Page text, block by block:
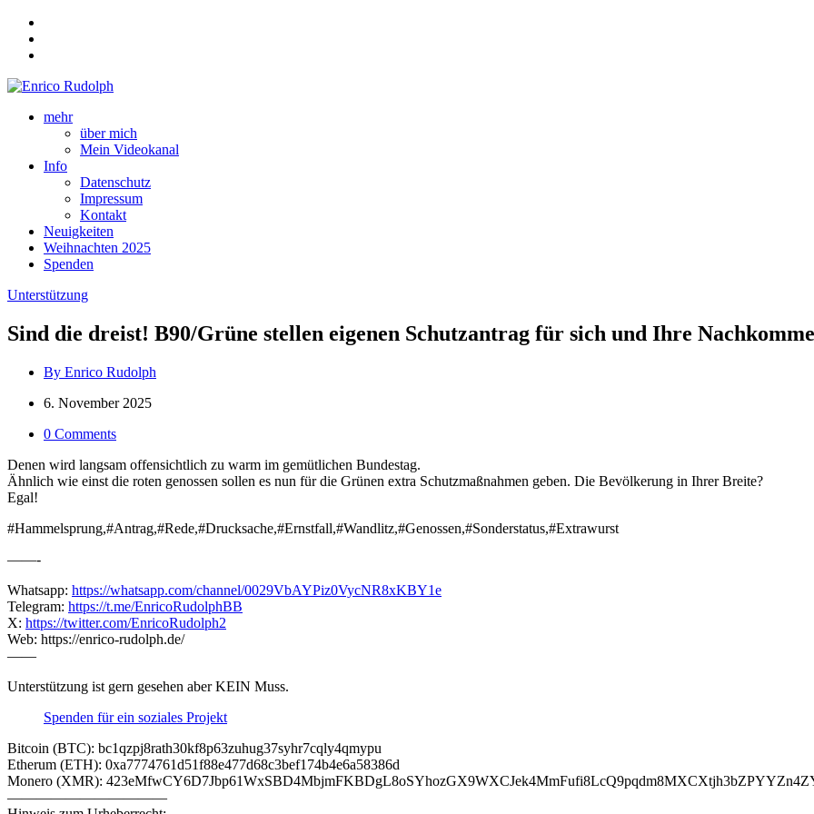
mehr
über mich
Mein Videokanal
Info
Datenschutz
Impressum
Kontakt
Neuigkeiten
Weihnachten 2025
Spenden
Unterstützung
Sind die dreist! B90/Grüne stellen eigenen Schutzantrag für sich und Ihre
By Enrico Rudolph
6. November 2025
0 Comments
Denen wird langsam offensichtlich zu warm im gemütlichen Bundestag.
Ähnlich wie einst die roten genossen sollen es nun für die Grünen extra Schutzmaßnahmen geben. Die Bevölkerung in Ihrer Breite?
Egal!
#Hammelsprung,#Antrag,#Rede,#Drucksache,#Ernstfall,#Wandlitz,#Genossen,#Sonderstatus,#Extrawurst
——-
Whatsapp: https://whatsapp.com/channel/0029VbAYPiz0VycNR8xKBY1e
Telegram: https://t.me/EnricoRudolphBB
X: https://twitter.com/EnricoRudolph2
Web: https://enrico-rudolph.de/
——
Unterstützung ist gern gesehen aber KEIN Muss.
Spenden für ein soziales Projekt
Bitcoin (BTC): bc1qzpj8rath30kf8p63zuhug37syhr7cqly4qmypu
Etherum (ETH): 0xa7774761d51f88e477d68c3bef174b4e6a58386d
Monero (XMR):
———————————